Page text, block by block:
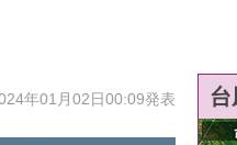
年01月02日00:09発表